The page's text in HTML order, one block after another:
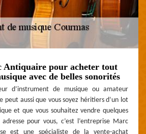
Antiquaire pour acheter tout
avec de belles sonorités
d’instrument de musique ou amateur
peut aussi que vous soyez héritiers d’un lot
et que vous souhaitez vendre quelques
pour vous, c’est l’entreprise Marc
est une spécialiste de la vente-achat